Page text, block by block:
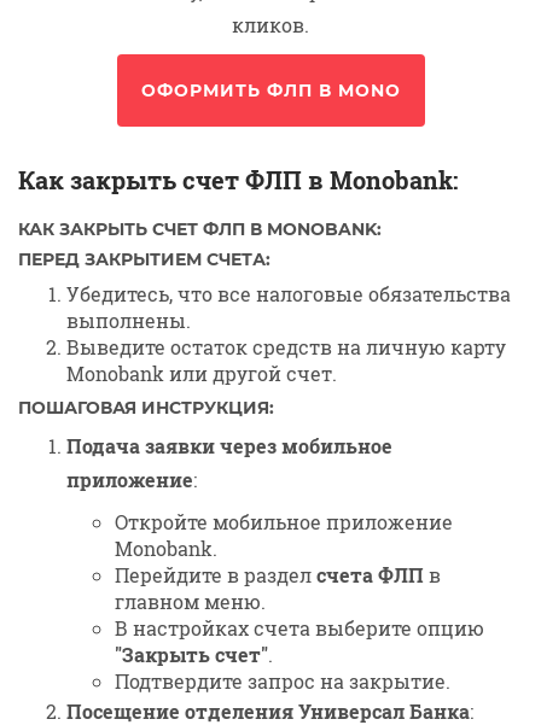
кликов.
ОФОРМИТЬ ФЛП В MONO
Как закрыть счет ФЛП в Monobank:
КАК ЗАКРЫТЬ СЧЕТ ФЛП В MONOBANK:
ПЕРЕД ЗАКРЫТИЕМ СЧЕТА:
Убедитесь, что все налоговые обязательства
выполнены.
Выведите остаток средств на личную карту
Monobank или другой счет.
ПОШАГОВАЯ ИНСТРУКЦИЯ:
Подача заявки через мобильное
приложение:
Откройте мобильное приложение
Monobank.
Перейдите в разделсчета ФЛПв
главном меню.
В настройках счета выберите опцию
"Закрыть счет".
Подтвердите запрос на закрытие.
Посещение отделения Универсал Банка: